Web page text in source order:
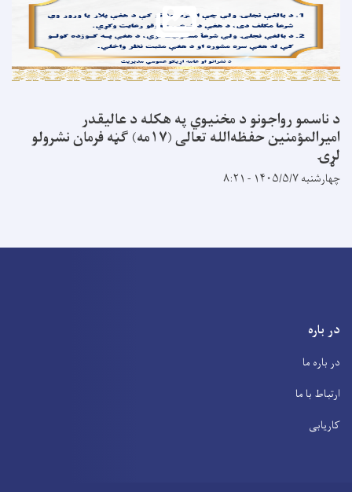
د ناسمو رواجونو د مخنيوي په هکله د عالیقدر
امیرالمؤمنین حفظه‌الله تعالی (۱۷مه) ګڼه فرمان نشرولو
لړۍ
چهارشنبه ۱۴۰۵/۵/۷ - ۸:۲۱
در باره
در باره ما
ارتباط با ما
کاریابی